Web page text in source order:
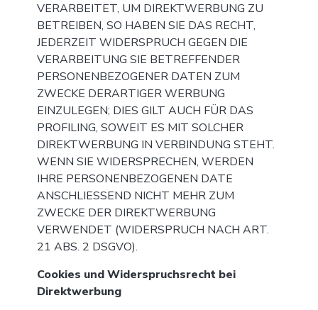
VERARBEITET, UM DIREKTWERBUNG ZU
BETREIBEN, SO HABEN SIE DAS RECHT,
JEDERZEIT WIDERSPRUCH GEGEN DIE
VERARBEITUNG SIE BETREFFENDER
PERSONENBEZOGENER DATEN ZUM
ZWECKE DERARTIGER WERBUNG
EINZULEGEN; DIES GILT AUCH FÜR DAS
PROFILING, SOWEIT ES MIT SOLCHER
DIREKTWERBUNG IN VERBINDUNG STEHT.
WENN SIE WIDERSPRECHEN, WERDEN
IHRE PERSONENBEZOGENEN DATE
ANSCHLIESSEND NICHT MEHR ZUM
ZWECKE DER DIREKTWERBUNG
VERWENDET (WIDERSPRUCH NACH ART.
21 ABS. 2 DSGVO).
Cookies und Widerspruchsrecht bei
Direktwerbung